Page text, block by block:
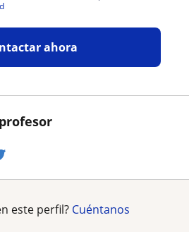
ahora
este perfil? Cuéntanos